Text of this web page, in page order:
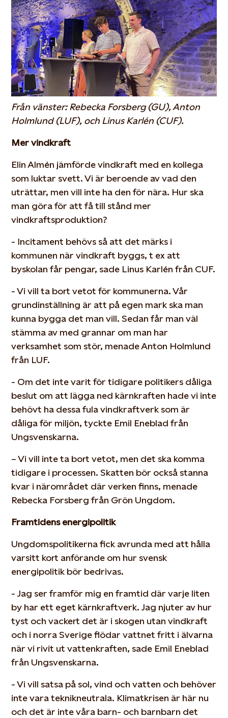
Från vänster: Rebecka Forsberg (GU), Anton
Holmlund (LUF), och Linus Karlén (CUF).
Mer vindkraft
Elin Almén jämförde vindkraft med en kollega
som luktar svett. Vi är beroende av vad den
uträttar, men vill inte ha den för nära. Hur ska
man göra för att få till stånd mer
vindkraftsproduktion?
- Incitament behövs så att det märks i
kommunen när vindkraft byggs, t ex att
byskolan får pengar, sade Linus Karlén från CUF.
- Vi vill ta bort vetot för kommunerna. Vår
grundinställning är att på egen mark ska man
kunna bygga det man vill. Sedan får man väl
stämma av med grannar om man har
verksamhet som stör, menade Anton Holmlund
från LUF.
- Om det inte varit för tidigare politikers dåliga
beslut om att lägga ned kärnkraften hade vi inte
behövt ha dessa fula vindkraftverk som är
dåliga för miljön, tyckte Emil Eneblad från
Ungsvenskarna.
– Vi vill inte ta bort vetot, men det ska komma
tidigare i processen. Skatten bör också stanna
kvar i närområdet där verken finns, menade
Rebecka Forsberg från Grön Ungdom.
Framtidens energipolitik
Ungdomspolitikerna fick avrunda med att hålla
varsitt kort anförande om hur svensk
energipolitik bör bedrivas.
- Jag ser framför mig en framtid där varje liten
by har ett eget kärnkraftverk. Jag njuter av hur
tyst och vackert det är i skogen utan vindkraft
och i norra Sverige flödar vattnet fritt i älvarna
när vi rivit ut vattenkraften, sade Emil Eneblad
från Ungsvenskarna.
- Vi vill satsa på sol, vind och vatten och behöver
inte vara teknikneutrala. Klimatkrisen är här nu
och det är inte våra barn- och barnbarn det